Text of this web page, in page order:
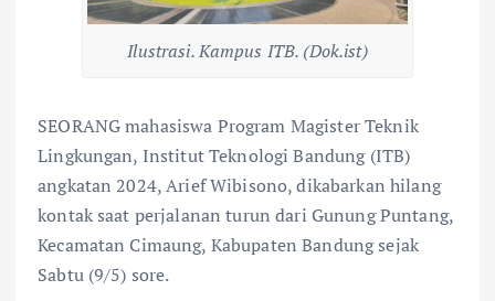
Ilustrasi. Kampus ITB. (Dok.ist)
SEORANG mahasiswa Program Magister Teknik
Lingkungan, Institut Teknologi Bandung (ITB)
angkatan 2024, Arief Wibisono, dikabarkan hilang
kontak saat perjalanan turun dari Gunung Puntang,
Kecamatan Cimaung, Kabupaten Bandung sejak
Sabtu (9/5) sore.